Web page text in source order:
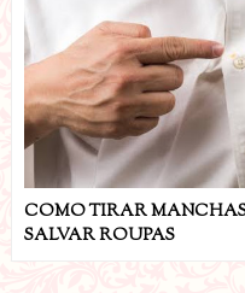
COMO TIRAR
SALVAR ROUPAS